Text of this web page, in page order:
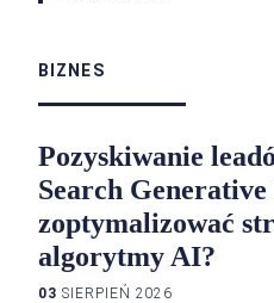
BIZNES
Pozyskiwanie
Search
zoptymalizować
algorytmy AI?
03 SIERPIEŃ 2026